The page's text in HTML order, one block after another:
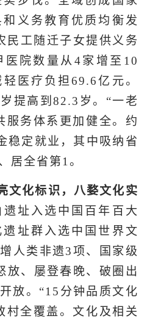
义务教育优质均衡发
民工随迁子女提供义务
院数量从4家增至10
医疗负担69.6亿元。
提高到82.3岁。“一老
服务体系更加健全。约
稳定就业，其中吸纳省
居全省第1。
文化标识，八婺文化实
遗址入选中国百年百大
址群入选中国世界文
人类非遗3项、国家级
放、屡登春晚、破圈出
放。“15分钟品质文化
村全覆盖。文化及相关